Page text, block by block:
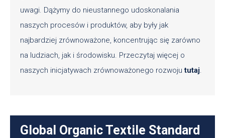
uwagi. Dążymy do nieustannego udoskonalania
naszych procesów i produktów, aby były jak
najbardziej zrównoważone, koncentrując się zarówno
na ludziach, jak i środowisku. Przeczytaj więcej o
naszych inicjatywach zrównoważonego rozwojututaj.
Global Organic Textile Standard